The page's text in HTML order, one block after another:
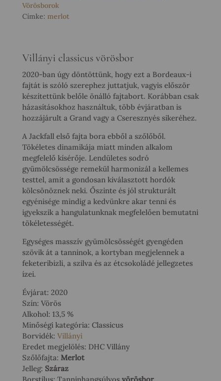
Vörösborok
Címke: merlot
Villányi classicus vörösbor
2020-ban úgy döntöttünk, hogy ezt a Bordeaux-i
fajtát is szóló szerephez juttatjuk, vagyis először
készítettünk belőle önálló fajtabort. Korábban csak
házasításokhoz használtuk, több évjáratban is
hozzájárult a Grand vagy a Cseresznyés sikeréhez.
A Jackfall első fajta bora ebből a szőlőből.
Tökéletes dinamikája miatt minden alkalom
megfelelő kísérője. Lendületes sodró
gyümölcsössége remekül harmonizál a kellemes
testtel, amit a gondosan kiválasztott hordók
kölcsönöznek neki. Őszinte és jól strukturált
egyénisége mindig a kedvünkre akar tenni és
igyekszik a hangulatunknak megfelelően bemutatni
tökéletességét.
Egységes masszív gyümölcsösségét gyengéden
szövik át a tanninok, a kortyban megjelennek a
feketeribizli, a szilva és az étcsokoládé jellegzetes
ízei.
Évjárat: 2020
Szín: Vörös
Alkohol: 13,5 %
Minőségi kategória: Classicus
Borvidék: Villányi
Eredet megjelölés: DHC Villány
Szőlőfajta: Merlot
Jelleg: Száraz